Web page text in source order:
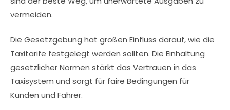
vermeiden.
Die Gesetzgebung hat großen Einfluss darauf, wie die
Taxitarife festgelegt werden sollten. Die Einhaltung
gesetzlicher Normen stärkt das Vertrauen in das
Taxisystem und sorgt für faire Bedingungen für
Kunden und Fahrer.